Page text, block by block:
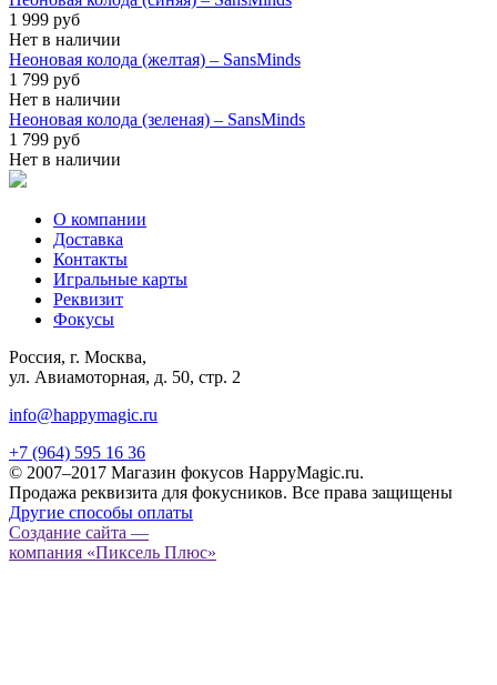
1 999 руб
Нет в наличии
Неоновая колода (желтая) – SansMinds
1 799 руб
Нет в наличии
Неоновая колода (зеленая) – SansMinds
1 799 руб
Нет в наличии
О компании
Доставка
Контакты
Игральные карты
Реквизит
Фокусы
Россия, г. Москва,
ул. Авиамоторная, д. 50, стр. 2
info@happymagic.ru
+7 (964) 595 16 36
© 2007–2017 Магазин фокусов HappyMagic.ru.
Продажа реквизита для фокусников. Все права защищены
Другие способы оплаты
Создание сайта —
компания «Пиксель Плюс»